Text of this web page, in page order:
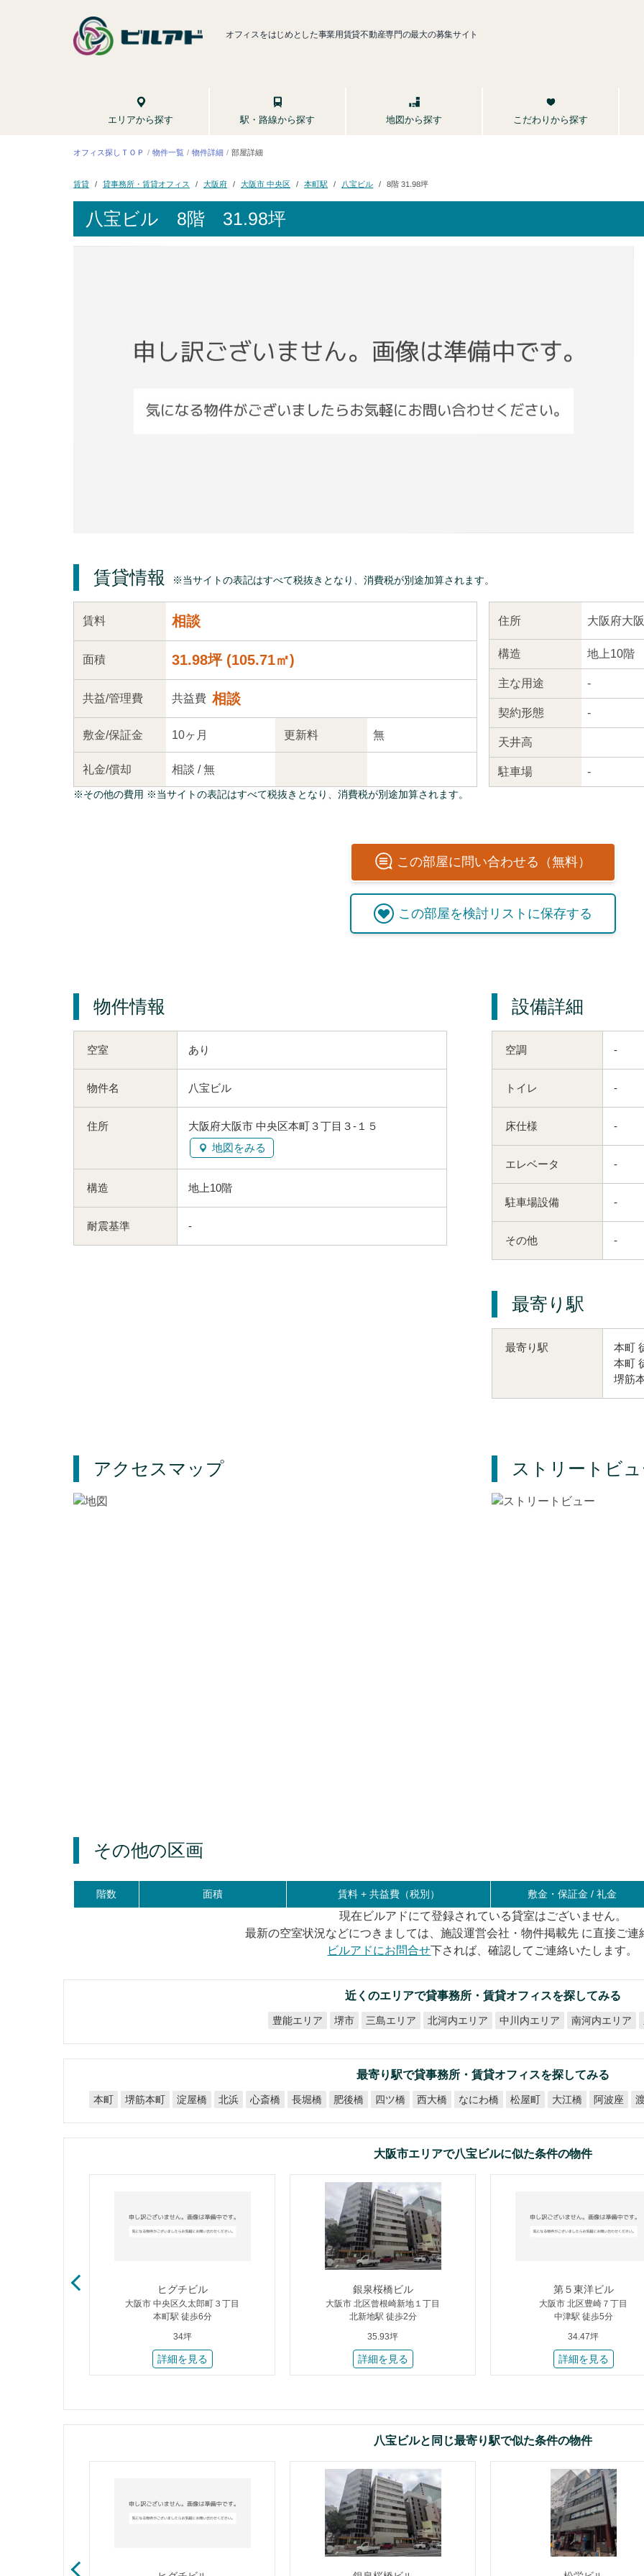
オフィスをはじめとした事業用賃貸不動産専門の最大の募集サイト
エリアから探す 駅・路線から探す 地図から探す こだわりから探す
オフィス探しＴＯＰ 物件一覧 物件詳細 部屋詳細
賃貸 貸事務所・賃貸オフィス 大阪府 大阪市 中央区 本町駅 八宝ビル 8階 31.98坪
八宝ビル 8階 31.98坪
賃貸情報 ※当サイトの表記はすべて税抜きとなり、消費税が別途加算されます。
賃料 相談
面積 31.98坪 (105.71㎡)
共益/管理費 共益費 相談
敷金/保証金 10ヶ月 更新料 無
礼金/償却 相談 /無
住所 大阪府大
構造 地上10階
主な用途 -
契約形態 -
天井高
駐車場 -
※その他の費用 ※当サイトの表記はすべて税抜きとなり、消費税が別途加算されます。
この部屋に問い合わせる（無料）
この部屋を検討リストに保存する
物件情報
空室 あり
物件名 八宝ビル
住所
大阪府大阪市 中央区本町３丁目３-１５
地図をみる
構造 地上10階
耐震基準 -
設備詳細
空調 -
トイレ -
床仕様 -
エレベータ -
駐車場設備 -
その他 -
最寄り駅
最寄り駅
本町
本町
堺筋
アクセスマップ ストリートビ
その他の区画
階数 面積 賃料 +共益費（税別） 敷金・保証金 / 礼金
現在ビルアドにて登録されている貸室はございません。
最新の空室状況などにつきましては、施設運営会社・物件掲載先 に直接ご連
ビルアドにお問合せ下されば、確認してご連絡いたします。
近くのエリアで貸事務所・賃貸オフィスを探してみる
豊能エリア 堺市 三島エリア 北河内エリア 中川内エリア 南河内エリア
最寄り駅で貸事務所・賃貸オフィスを探してみる
本町 堺筋本町 淀屋橋 北浜 心斎橋 長堀橋 肥後橋 四ツ橋 西大橋 なにわ橋 松屋町 大江橋 阿波座
大阪市エリアで八宝ビルに似た条件の物件
ヒグチビル
大阪市 中央区久太郎町３丁目
本町駅 徒歩6分
34坪
詳細を見る
銀泉桜橋ビル
大阪市 北区曾根崎新地１丁目
北新地駅 徒歩2分
35.93坪
詳細を見る
第５東洋ビル
大阪市 北区豊崎７丁目
中津駅 徒歩5分
34.47坪
詳細を見る
八宝ビルと同じ最寄り駅で似た条件の物件